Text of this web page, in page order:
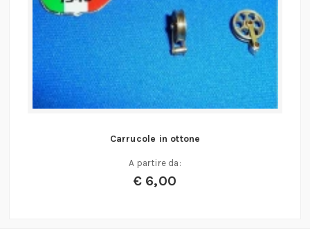
Carrucole in ottone
A partire da:
€ 6,00